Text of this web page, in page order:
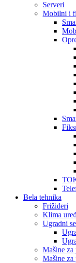
Serveri
Mobilni i
Bela tehnika
Frižideri
Klima
Ugradni
Mašine za
Mašine za